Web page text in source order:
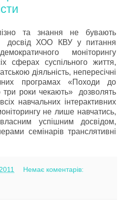
та знання не бувають
досвід ХОО КВУ у питання
моніторингу
сферах суспільного життя,
діяльність, непересічні
програмах «Походи до
три роки чекають» дозволять
навчальних інтерактивних
не лише навчатись,
успішним досвідом,
семінарів транслятивні
Немає коментарів: